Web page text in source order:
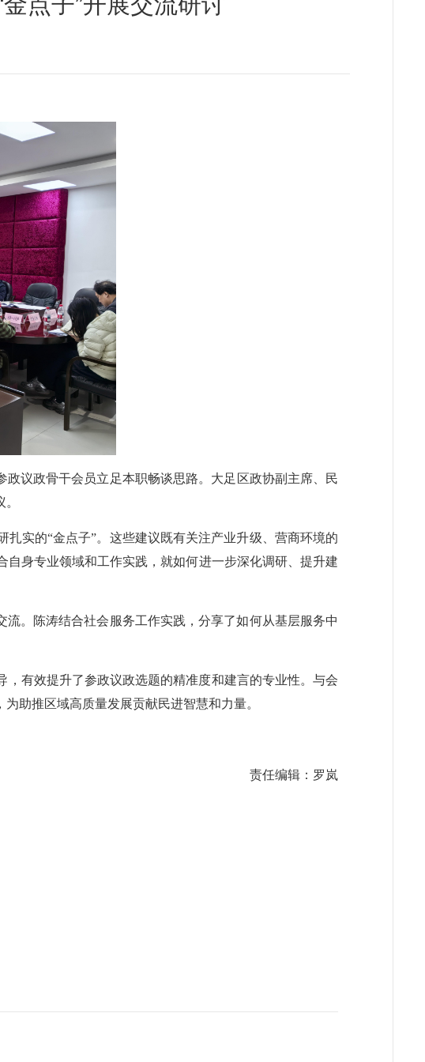
议政骨干会员立足本职畅谈思路。大足区政协副主席、民
实的“金点子”。这些建议既有关注产业升级、营商环境的
身专业领域和工作实践，就如何进一步深化调研、提升建
。陈涛结合社会服务工作实践，分享了如何从基层服务中
有效提升了参政议政选题的精准度和建言的专业性。与会
助推区域高质量发展贡献民进智慧和力量。
责任编辑：罗岚